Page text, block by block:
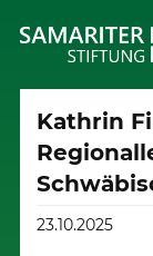
Kathrin
23.10.2025